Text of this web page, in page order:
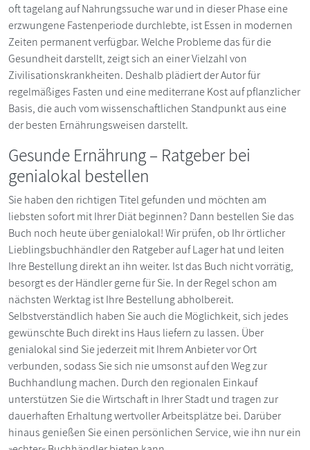
oft tagelang auf Nahrungssuche war und in dieser Phase eine
erzwungene Fastenperiode durchlebte, ist Essen in modernen
Zeiten permanent verfügbar. Welche Probleme das für die
Gesundheit darstellt, zeigt sich an einer Vielzahl von
Zivilisationskrankheiten. Deshalb plädiert der Autor für
regelmäßiges Fasten und eine mediterrane Kost auf pflanzlicher
Basis, die auch vom wissenschaftlichen Standpunkt aus eine
der besten Ernährungsweisen darstellt.
Gesunde Ernährung – Ratgeber bei
genialokal bestellen
Sie haben den richtigen Titel gefunden und möchten am
liebsten sofort mit Ihrer Diät beginnen? Dann bestellen Sie das
Buch noch heute über genialokal! Wir prüfen, ob Ihr örtlicher
Lieblingsbuchhändler den Ratgeber auf Lager hat und leiten
Ihre Bestellung direkt an ihn weiter. Ist das Buch nicht vorrätig,
besorgt es der Händler gerne für Sie. In der Regel schon am
nächsten Werktag ist Ihre Bestellung abholbereit.
Selbstverständlich haben Sie auch die Möglichkeit, sich jedes
gewünschte Buch direkt ins Haus liefern zu lassen. Über
genialokal sind Sie jederzeit mit Ihrem Anbieter vor Ort
verbunden, sodass Sie sich nie umsonst auf den Weg zur
Buchhandlung machen. Durch den regionalen Einkauf
unterstützen Sie die Wirtschaft in Ihrer Stadt und tragen zur
dauerhaften Erhaltung wertvoller Arbeitsplätze bei. Darüber
hinaus genießen Sie einen persönlichen Service, wie ihn nur ein